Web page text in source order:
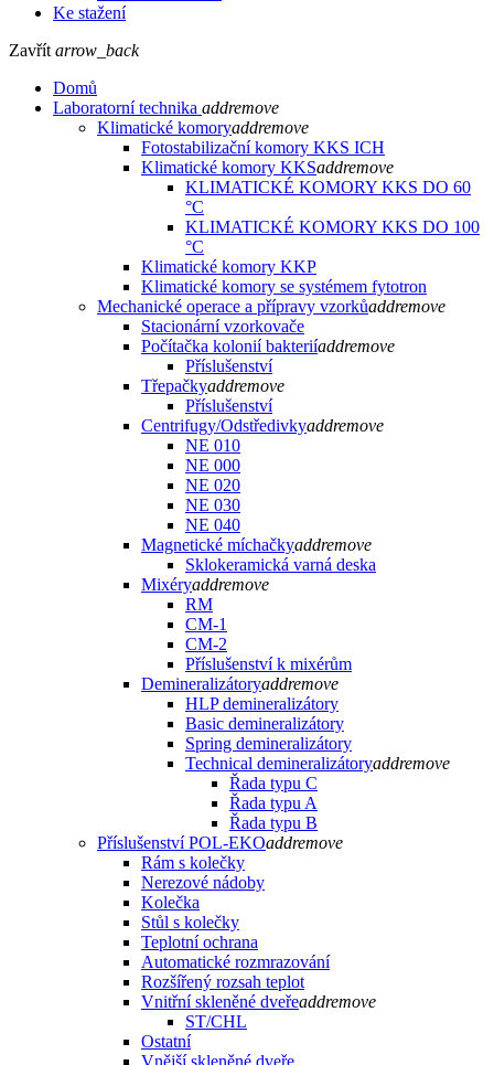
Ke stažení
Zavřít arrow_back
Domů
Laboratorní technika addremove
Klimatické komoryaddremove
Fotostabilizační komory KKS ICH
Klimatické komory KKSaddremove
KLIMATICKÉ KOMORY KKS DO 60
°C
KLIMATICKÉ KOMORY KKS DO 100
°C
Klimatické komory KKP
Klimatické komory se systémem fytotron
Mechanické operace a přípravy vzorkůaddremove
Stacionární vzorkovače
Počítačka kolonií bakteriíaddremove
Příslušenství
Třepačkyaddremove
Příslušenství
Centrifugy/Odstředivkyaddremove
NE 010
NE 000
NE 020
NE 030
NE 040
Magnetické míchačkyaddremove
Sklokeramická varná deska
Mixéryaddremove
RM
CM-1
CM-2
Příslušenství k mixérům
Demineralizátoryaddremove
HLP demineralizátory
Basic demineralizátory
Spring demineralizátory
Technical demineralizátoryaddremove
Řada typu C
Řada typu A
Řada typu B
Příslušenství POL-EKOaddremove
Rám s kolečky
Nerezové nádoby
Kolečka
Stůl s kolečky
Teplotní ochrana
Automatické rozmrazování
Rozšířený rozsah teplot
Vnitřní skleněné dveřeaddremove
ST/CHL
Ostatní
Vnější skleněné dveře